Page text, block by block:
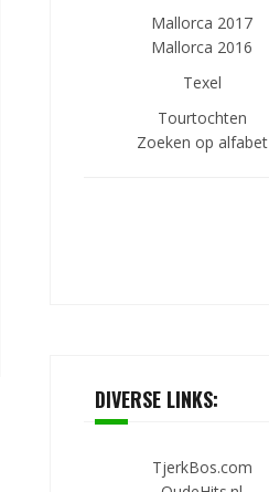
Mallorca 2017
Mallorca 2016
Texel
Tourtochten
Zoeken op alfabet
DIVERSE LINKS:
TjerkBos.com